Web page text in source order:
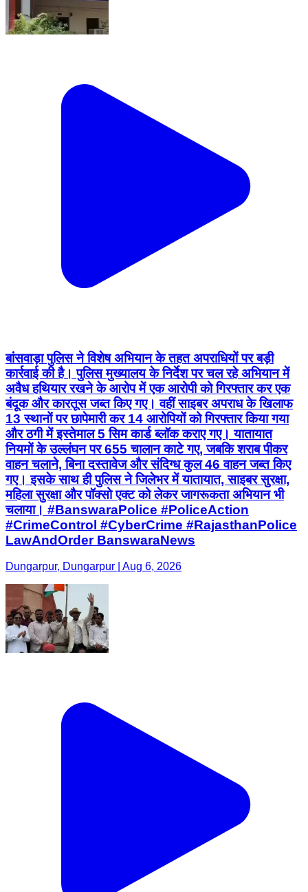
बांसवाड़ा पुलिस ने विशेष अभियान के तहत अपराधियों पर बड़ी
कार्रवाई की है। पुलिस मुख्यालय के निर्देश पर चल रहे अभियान में
अवैध हथियार रखने के आरोप में एक आरोपी को गिरफ्तार कर एक
बंदूक और कारतूस जब्त किए गए। वहीं साइबर अपराध के खिलाफ
13 स्थानों पर छापेमारी कर 14 आरोपियों को गिरफ्तार किया गया
और ठगी में इस्तेमाल 5 सिम कार्ड ब्लॉक कराए गए। यातायात
नियमों के उल्लंघन पर 655 चालान काटे गए, जबकि शराब पीकर
वाहन चलाने, बिना दस्तावेज और संदिग्ध कुल 46 वाहन जब्त किए
गए। इसके साथ ही पुलिस ने जिलेभर में यातायात, साइबर सुरक्षा,
महिला सुरक्षा और पॉक्सो एक्ट को लेकर जागरूकता अभियान भी
चलाया। #BanswaraPolice #PoliceAction
#CrimeControl #CyberCrime #RajasthanPolice
LawAndOrder BanswaraNews
Dungarpur, Dungarpur | Aug 6, 2026